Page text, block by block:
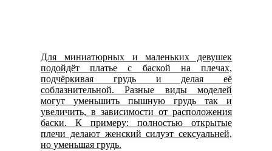
Для миниатюрных и маленьких девушек
подойдёт платье с баской на плечах,
подчёркивая грудь и делая её
соблазнительной. Разные виды моделей
могут уменьшить пышную грудь так и
увеличить, в зависимости от расположения
баски. К примеру: полностью открытые
плечи делают женский силуэт сексуальней,
но уменьшая грудь.